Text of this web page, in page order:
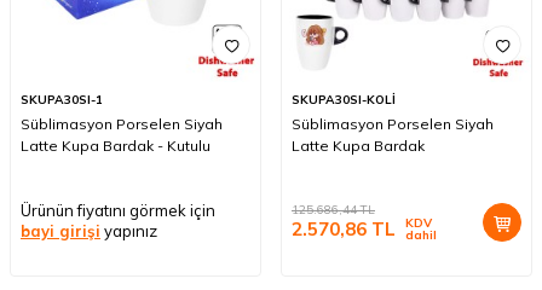
SKUPA30SI-1
Süblimasyon Porselen Siyah
Latte Kupa Bardak - Kutulu
Ürünün fiyatını görmek için
bayi girişi yapınız
SKUPA30SI-KOLİ
Süblimasyon Porselen Siyah
Latte Kupa Bardak
125.686,44TL
2.570,86 TL KDV
dahil